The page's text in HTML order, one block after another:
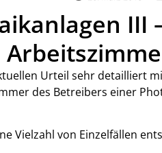
III
Urteil sehr detailliert
des Betreibers einer
Vielzahl von Einzelfällen